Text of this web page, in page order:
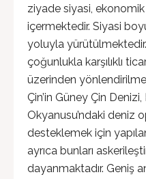
ziyade siyasi,
içermektedir. Siyasi
yoluyla
çoğunlukla karşılıklı
üzerinden
Çin’in Güney Çin
Okyanusu’ndaki deniz
desteklemek için
ayrıca bunları
dayanmaktadır. Geniş